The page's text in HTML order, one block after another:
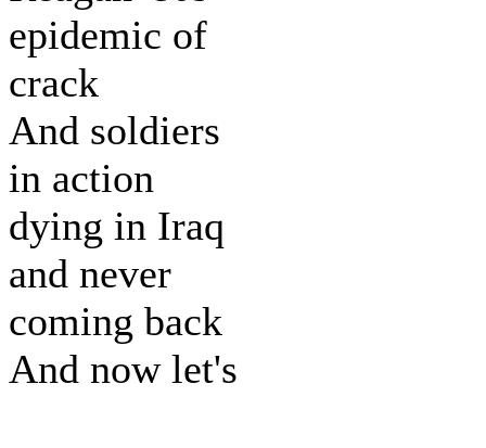
epidemic of
crack
And soldiers
in action
dying in Iraq
and never
coming back
And now let's